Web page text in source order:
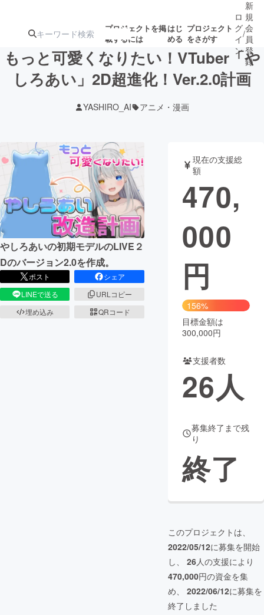
プロジェクトを掲
載するには
はじ
める
プロジェクト
をさがす
ジェクト
ロジェクト
アート・写真 音楽
テクノロジー・ガジェット ゲーム・サ
映像・映画
ビジネス・起業
まちづくり・地域活性化
CAMPFIRE Creation
コミュニティ
ロ
グ
イ
ン
/
新
規
会
員
登
録
もっと可愛くなりたい！VTuber「や
しろあい」2D超進化！Ver.2.0計画
YASHIRO_AI アニメ・漫画
やしろあいの初期モデルのLIVE２
Dのバージョン2.0を作成。
ポスト
シェア
LINEで送る
URLコピー
埋め込み
QRコード
現在の支援総
額
470,
000
円
156%
目標金額は
300,000円
支援者数
26人
募集終了まで残
り
終了
このプロジェクトは、
2022/05/12に募集を開始
し、 26人の支援により
470,000円の資金を集
め、 2022/06/12に募集を
終了しました